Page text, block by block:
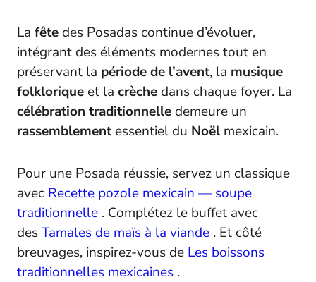
La fête des Posadas continue d’évoluer,
intégrant des éléments modernes tout en
préservant la période de l’avent, la musique
folklorique et la crèche dans chaque foyer. La
célébration traditionnelle demeure un
rassemblementessentiel du Noël mexicain.
Pour une Posada réussie, servez un classique
avec Recette pozole mexicain — soupe
traditionnelle . Complétez le buffet avec
desTamales de maïs à la viande . Et côté
breuvages, inspirez-vous de Les boissons
traditionnelles mexicaines .